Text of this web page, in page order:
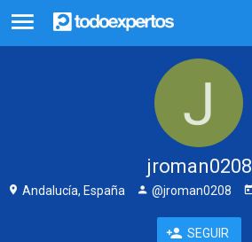
jroman0208
Andalucía, España @jroman0208
SEGUIR